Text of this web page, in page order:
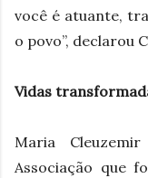
você é atuante,
o povo”, declarou
Vidas
Maria
Associação que